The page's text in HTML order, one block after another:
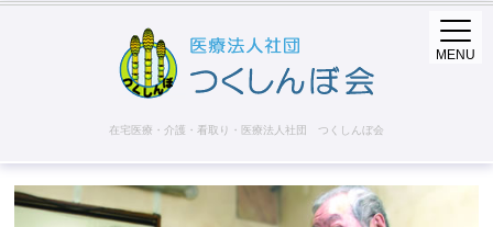
在宅医療・介護・看取り・医療法人社団 つくしんぼ会
MENU